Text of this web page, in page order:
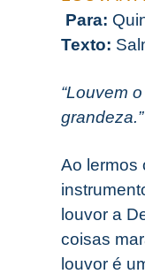
Para:
Texto:
“Louvem
Ao lermos
louvor a
coisas
louvor é